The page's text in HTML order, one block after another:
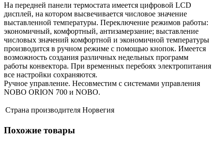
На передней панели термостата имеется цифровой LCD
дисплей, на котором высвечивается числовое значение
выставленной температуры. Переключение режимов работы:
экономичный, комфортный, антизамерзание; выставление
числовых значений комфортной и экономичной температуры
производится в ручном режиме с помощью кнопок. Имеется
возможность создания различных недельных программ
работы конвектора. При временных перебоях электропитания
все настройки сохраняются.
Ручное управление. Несовместим с системами управления
NOBO ORION 700 и NOBO.
Страна производителя Норвегия
Похожие товары